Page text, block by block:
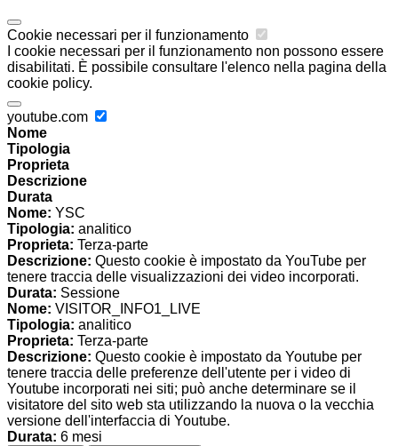
Cookie necessari per il funzionamento
I cookie necessari per il funzionamento non possono essere
disabilitati. È possibile consultare l'elenco nella pagina della
cookie policy.
youtube.com
Nome
Tipologia
Proprieta
Descrizione
Durata
Nome: YSC
Tipologia: analitico
Proprieta: Terza-parte
Descrizione: Questo cookie è impostato da YouTube per
tenere traccia delle visualizzazioni dei video incorporati.
Durata: Sessione
Nome: VISITOR_INFO1_LIVE
Tipologia: analitico
Proprieta: Terza-parte
Descrizione: Questo cookie è impostato da Youtube per
tenere traccia delle preferenze dell'utente per i video di
Youtube incorporati nei siti; può anche determinare se il
visitatore del sito web sta utilizzando la nuova o la vecchia
versione dell'interfaccia di Youtube.
Durata: 6 mesi